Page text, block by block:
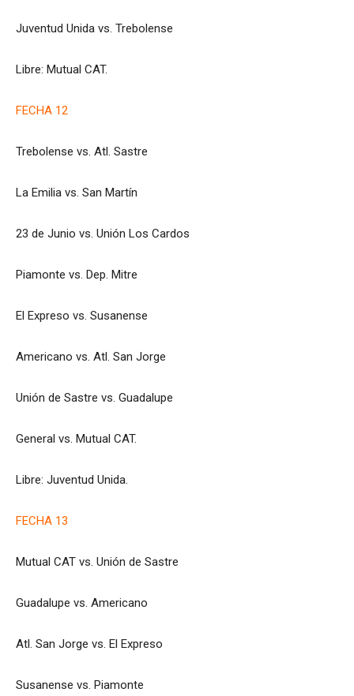
Juventud Unida vs. Trebolense
Libre: Mutual CAT.
FECHA 12
Trebolense vs. Atl. Sastre
La Emilia vs. San Martín
23 de Junio vs. Unión Los Cardos
Piamonte vs. Dep. Mitre
El Expreso vs. Susanense
Americano vs. Atl. San Jorge
Unión de Sastre vs. Guadalupe
General vs. Mutual CAT.
Libre: Juventud Unida.
FECHA 13
Mutual CAT vs. Unión de Sastre
Guadalupe vs. Americano
Atl. San Jorge vs. El Expreso
Susanense vs. Piamonte